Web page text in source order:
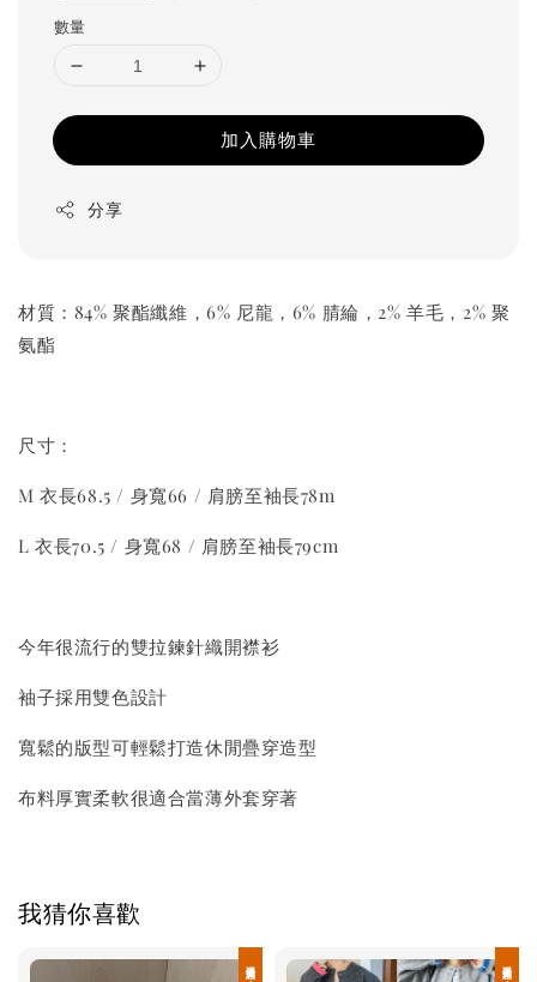
數量
加入購物車
分享
材質：84% 聚酯纖維，6% 尼龍，6% 腈綸，2% 羊毛，2% 聚
氨酯
尺寸：
M 衣長68.5 / 身寬66 / 肩膀至袖長78m
L 衣長70.5 / 身寬68 / 肩膀至袖長79cm
今年很流行的雙拉鍊針織開襟衫
袖子採用雙色設計
寬鬆的版型可輕鬆打造休閒疊穿造型
布料厚實柔軟很適合當薄外套穿著
我猜你喜歡